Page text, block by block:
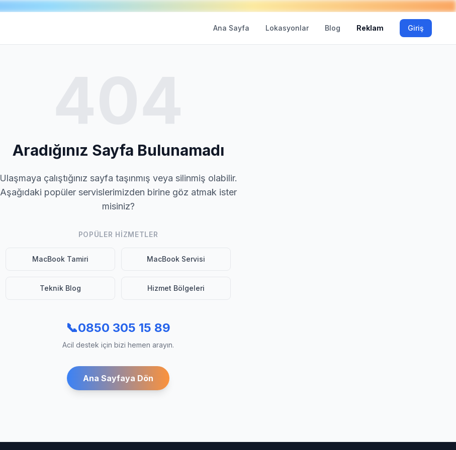
Ana Sayfa Lokasyonlar Blog Reklam Giriş
Aradığınız Sayfa Bulunamadı
Ulaşmaya çalıştığınız sayfa taşınmış veya silinmiş olabilir.
Aşağıdaki popüler servislerimizden birine göz atmak ister
misiniz?
POPÜLER HIZMETLER
MacBook Tamiri MacBook Servisi
Teknik Blog Hizmet Bölgeleri
📞0850 305 15 89
Acil destek için bizi hemen arayın.
Ana Sayfaya Dön